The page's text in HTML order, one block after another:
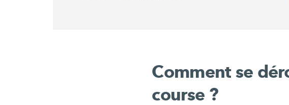
Comment se
course ?